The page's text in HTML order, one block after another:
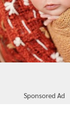
Sponsored Ad